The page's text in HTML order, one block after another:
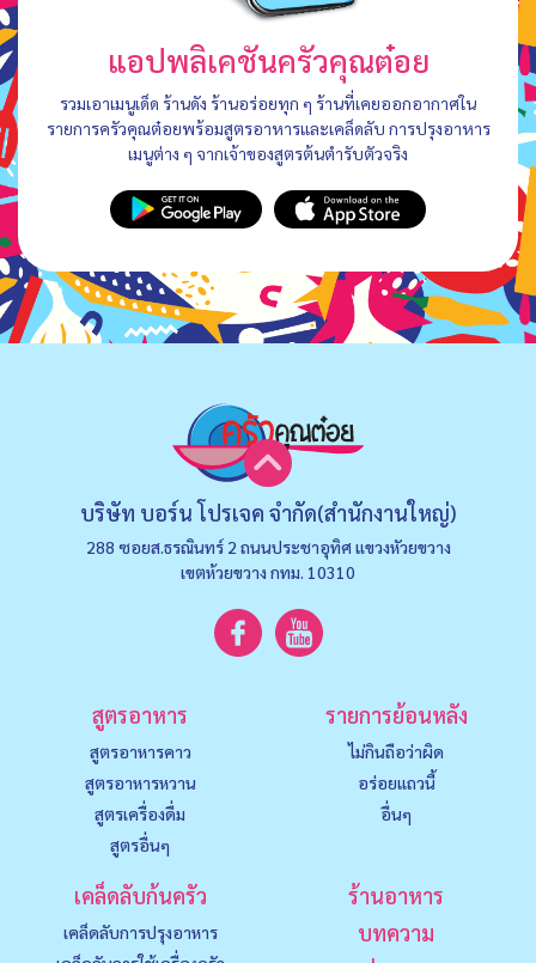
แอปพลิเคชันครัวคุณต๋อย
รวมเอาเมนูเด็ด ร้านดัง ร้านอร่อยทุก ๆ ร้านที่เคยออกอากาศใน
รายการครัวคุณต๋อยพร้อมสูตรอาหารและเคล็ดลับ การปรุงอาหาร
เมนูต่าง ๆ จากเจ้าของสูตรต้นตำรับตัวจริง
บริษัท บอร์น โปรเจค จำกัด(สำนักงานใหญ่)
288 ซอยส.ธรณินทร์ 2 ถนนประชาอุทิศ แขวงหัวยขวาง
เขตห้วยขวาง กทม. 10310
สูตรอาหาร
สูตรอาหารคาว
สูตรอาหารหวาน
สูตรเครื่องดื่ม
สูตรอื่นๆ
รายการย้อนหลัง
ไม่กินถือว่าผิด
อร่อยแถวนี้
อื่นๆ
เคล็ดลับก้นครัว
เคล็ดลับการปรุงอาหาร
ร้านอาหาร
บทความ